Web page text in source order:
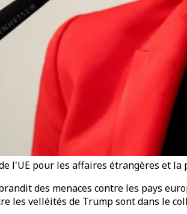
l'UE pour les affaires étrangères et
des menaces contre les pays
les velléités de Trump sont dans le